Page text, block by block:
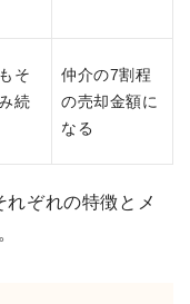
そ
続
仲介の7割程
の売却金額に
なる
ぞれの特徴とメ